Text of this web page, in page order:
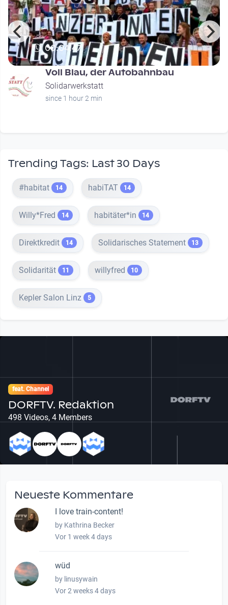
00:04:47
Voll Blau, der Autobahnbau
Solidarwerkstatt
since 1 hour 2 min
Trending Tags: Last 30 Days
#habitat 14 habiTAT 14
Willy*Fred 14 habitäter*in 14
Direktkredit 14 Solidarisches Statement 13
Solidarität 11 willyfred 10
Kepler Salon Linz 5
feat. Channel
DORFTV. Redaktion
498 Videos, 4 Members
Neueste Kommentare
I love train-content!
by Kathrina Becker
Vor 1 week 4 days
wüd
by linusywain
Vor 2 weeks 4 days